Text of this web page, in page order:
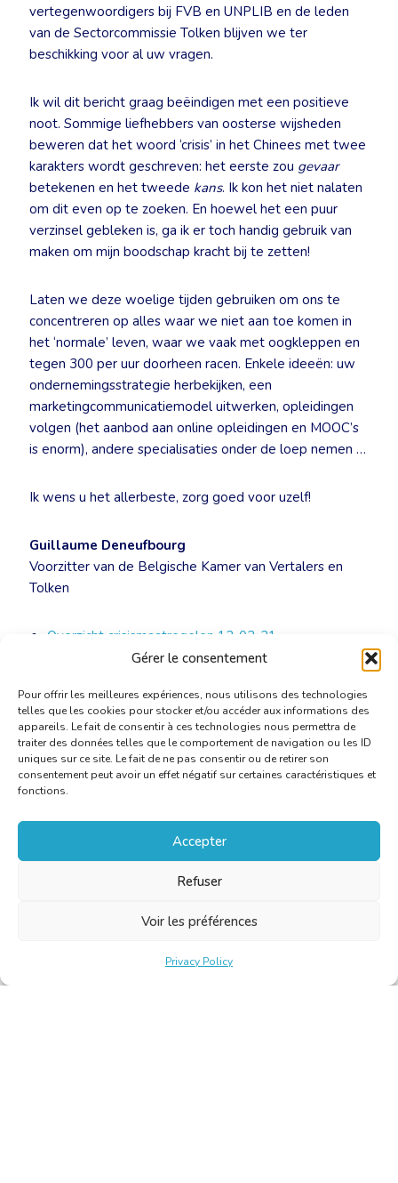
Gérer le consentement
Pour offrir les meilleures expériences, nous utilisons des technologies
telles que les cookies pour stocker et/ou accéder aux informations des
appareils. Le fait de consentir à ces technologies nous permettra de
traiter des données telles que le comportement de navigation ou les ID
uniques sur ce site. Le fait de ne pas consentir ou de retirer son
consentement peut avoir un effet négatif sur certaines caractéristiques et
fonctions.
Accepter
Refuser
Voir les préférences
Privacy Policy
vertegenwoordigers bij FVB en UNPLIB en de leden
van de Sectorcommissie Tolken blijven we ter
beschikking voor al uw vragen.
Ik wil dit bericht graag beëindigen met een positieve
noot. Sommige liefhebbers van oosterse wijsheden
beweren dat het woord ‘crisis’ in het Chinees met twee
karakters wordt geschreven: het eerste zou gevaar
betekenen en het tweede kans. Ik kon het niet nalaten
om dit even op te zoeken. En hoewel het een puur
verzinsel gebleken is, ga ik er toch handig gebruik van
maken om mijn boodschap kracht bij te zetten!
Laten we deze woelige tijden gebruiken om ons te
concentreren op alles waar we niet aan toe komen in
het ‘normale’ leven, waar we vaak met oogkleppen en
tegen 300 per uur doorheen racen. Enkele ideeën: uw
ondernemingsstrategie herbekijken, een
marketingcommunicatiemodel uitwerken, opleidingen
volgen (het aanbod aan online opleidingen en MOOC’s
is enorm), andere specialisaties onder de loep nemen …
Ik wens u het allerbeste, zorg goed voor uzelf!
Guillaume Deneufbourg
Voorzitter van de Belgische Kamer van Vertalers en
Tolken
Overzicht crisismaatregelen 12-02-21
Sectorgids – Tolken en Vertalen in tijden van corona